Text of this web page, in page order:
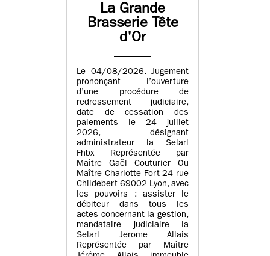
La Grande
Brasserie Tête
d'Or
Le 04/08/2026. Jugement
prononçant l’ouverture
d’une procédure de
redressement judiciaire,
date de cessation des
paiements le 24 juillet
2026, désignant
administrateur la Selarl
Fhbx Représentée par
Maître Gaël Couturier Ou
Maître Charlotte Fort 24 rue
Childebert 69002 Lyon, avec
les pouvoirs : assister le
débiteur dans tous les
actes concernant la gestion,
mandataire judiciaire la
Selarl Jerome Allais
Représentée par Maître